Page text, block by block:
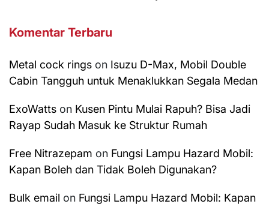
Komentar Terbaru
Metal cock rings on Isuzu D-Max, Mobil Double
Cabin Tangguh untuk Menaklukkan Segala Medan
ExoWatts on Kusen Pintu Mulai Rapuh? Bisa Jadi
Rayap Sudah Masuk ke Struktur Rumah
Free Nitrazepam on Fungsi Lampu Hazard Mobil:
Kapan Boleh dan Tidak Boleh Digunakan?
Bulk email on Fungsi Lampu Hazard Mobil: Kapan